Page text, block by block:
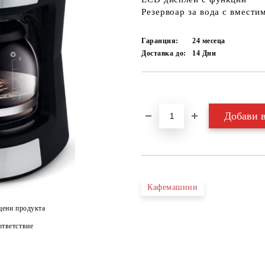
Резервоар за вода с
Гаранция:
24 месеца
Доставка до:
14 Дни
Кафемашини
продукта